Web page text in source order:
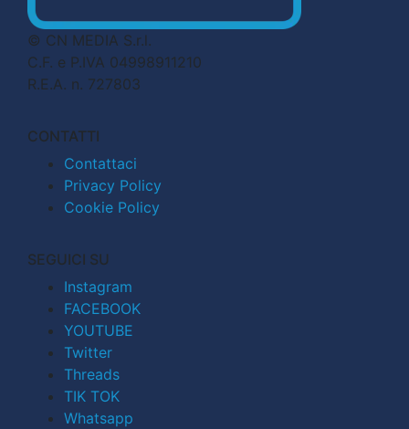
© CN MEDIA S.r.l.
C.F. e P.IVA 04998911210
R.E.A. n. 727803
CONTATTI
Contattaci
Privacy Policy
Cookie Policy
SEGUICI SU
Instagram
FACEBOOK
YOUTUBE
Twitter
Threads
TIK TOK
Whatsapp